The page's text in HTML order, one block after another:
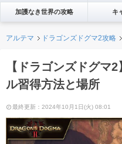
加護なき世界の攻略 キ
アルテマ ドラゴンズドグマ2攻略
【ドラゴンズドグマ
ル習得方法と場所
最終更新：2024年10月1日(火) 08:01